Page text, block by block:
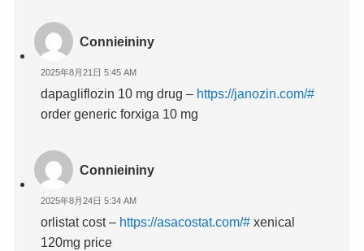
Connieininy
2025年8月21日 5:45 AM
dapagliflozin 10 mg drug – https://janozin.com/#
order generic forxiga 10 mg
Connieininy
2025年8月24日 5:34 AM
orlistat cost – https://asacostat.com/# xenical
120mg price